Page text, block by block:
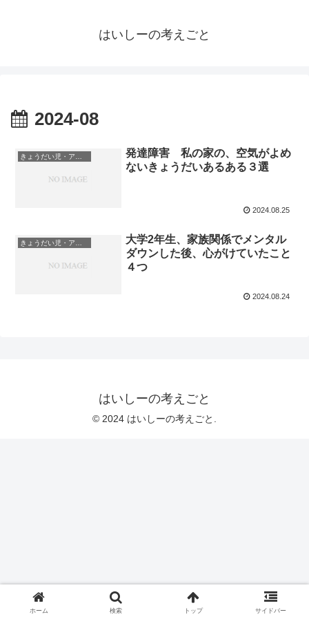
はいしーの考えごと
2024-08
発達障害 私の家の、空気がよめ
ないきょうだいあるある３選
2024.08.25
大学2年生、家族関係でメンタル
ダウンした後、心がけていたこと
４つ
2024.08.24
はいしーの考えごと
© 2024 はいしーの考えごと.
ホーム 検索 トップ サイドバー